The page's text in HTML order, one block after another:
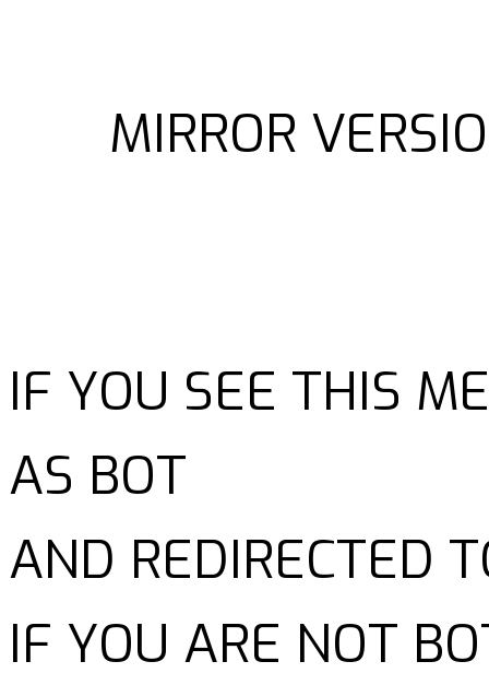
MIRROR
IF YOU SEE THIS
AS BOT
AND REDIRECTED
IF YOU ARE NOT